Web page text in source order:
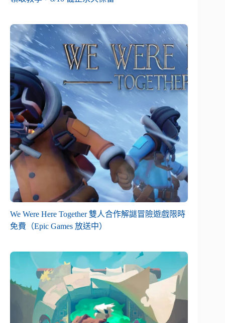
We Were Here Together 雙人合作解謎冒險遊戲限時
免費（Epic Games 放送中）